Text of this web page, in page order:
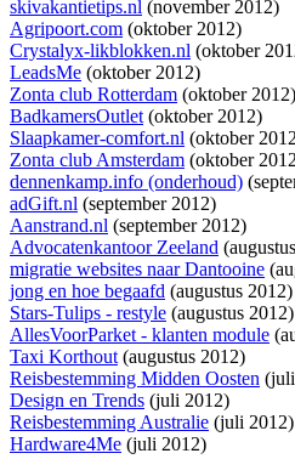
skivakantietips.nl (november 2012)
Agripoort.com (oktober 2012)
Crystalyx-likblokken.nl (oktober
LeadsMe (oktober 2012)
Zonta club Rotterdam (oktober 2012)
BadkamersOutlet(oktober 2012)
Slaapkamer-comfort.nl (oktober
Zonta club Amsterdam (oktober
dennenkamp.info (onderhoud)
adGift.nl (september 2012)
Aanstrand.nl (september 2012)
Advocatenkantoor Zeeland
migratie websites naar Dantooine
jong en hoe begaafd (augustus 2012)
Stars-Tulips - restyle (augustus 2012)
AllesVoorParket - klanten module
Taxi Korthout(augustus 2012)
Reisbestemming Midden Oosten
Design en Trends (juli 2012)
Reisbestemming Australie (juli 2012)
Hardware4Me (juli 2012)